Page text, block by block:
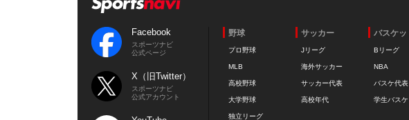
Facebook
スポーツナビ
公式ページ
X（旧Twitter）
スポーツナビ
公式アカウント
野球
プロ野球
MLB
高校野球
大学野球
独立リーグ
サッカー
Jリーグ
海外サッカー
サッカー代表
高校年代
バスケッ
Bリーグ
NBA
バスケ代表
学生バスケ